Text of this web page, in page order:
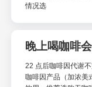
情况选
晚上喝咖啡
22 点后咖啡因代谢
咖啡因产品（加浓美